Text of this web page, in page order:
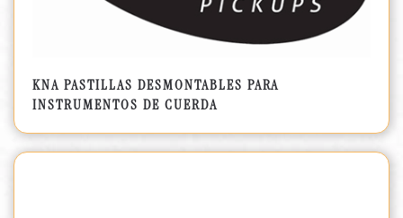
KNA PASTILLAS DESMONTABLES PARA
INSTRUMENTOS DE CUERDA